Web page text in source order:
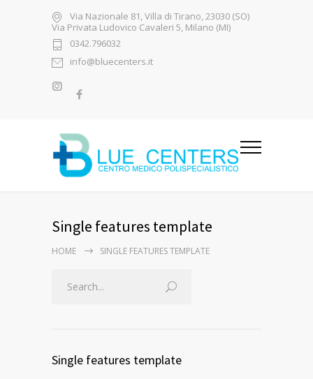
Via Nazionale 81, Villa di Tirano, 23030 (SO)
Via Privata Ludovico Cavaleri 5, Milano (MI)
0342.796032
info@bluecenters.it
Single features template
HOME SINGLE FEATURES TEMPLATE
Single features template